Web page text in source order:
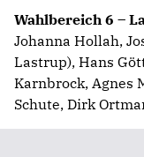
Wahlbereich 6 –
Johanna Hollah,
Lastrup), Hans
Karnbrock, Agnes
Schute, Dirk